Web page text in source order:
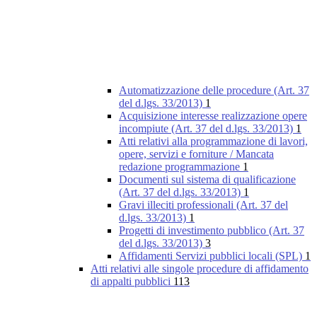
Automatizzazione delle procedure (Art. 37
del d.lgs. 33/2013) 1
Acquisizione interesse realizzazione opere
incompiute (Art. 37 del d.lgs. 33/2013) 1
Atti relativi alla programmazione di lavori,
opere, servizi e forniture / Mancata
redazione programmazione 1
Documenti sul sistema di qualificazione
(Art. 37 del d.lgs. 33/2013) 1
Gravi illeciti professionali (Art. 37 del
d.lgs. 33/2013) 1
Progetti di investimento pubblico (Art. 37
del d.lgs. 33/2013) 3
Affidamenti Servizi pubblici locali (SPL) 1
Atti relativi alle singole procedure di affidamento
di appalti pubblici 113